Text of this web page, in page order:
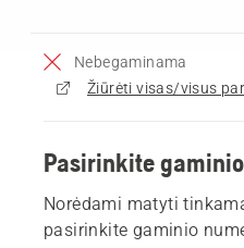
Nebegaminama
Pasirinkite
Norėdami matyti
pasirinkite gaminio